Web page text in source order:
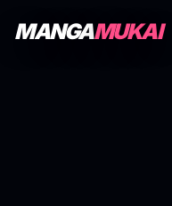
MANGAMUKAI